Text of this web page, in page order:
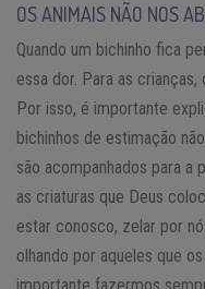
OS ANIMAIS NÃO NOS
Quando um bichinho fica
essa dor. Para as
Por isso, é importante
bichinhos de estimação
são acompanhados para a
as criaturas que Deus
estar conosco, zelar por
olhando por aqueles que
importante fazermos